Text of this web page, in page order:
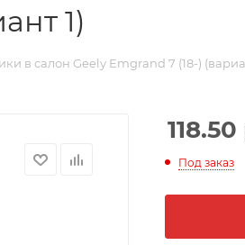
1)
в салон Geely Emgrand 7 (18-)
118.50
Под заказ